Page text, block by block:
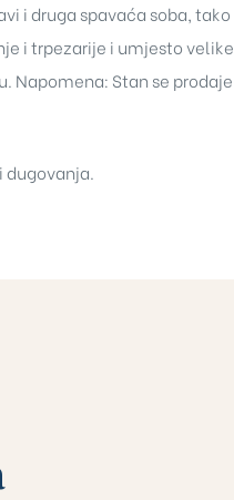
i druga spavaća soba, tako
i trpezarije i umjesto velike
Napomena: Stan se prodaje
dugovanja.